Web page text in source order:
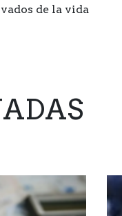
de la vida